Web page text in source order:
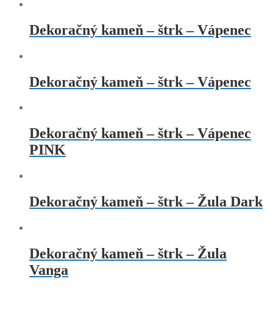
Dekoračný kameň – štrk – Vápenec
Dekoračný kameň – štrk – Vápenec
Dekoračný kameň – štrk – Vápenec
PINK
Dekoračný kameň – štrk – Žula Dark
Dekoračný kameň – štrk – Žula
Vanga